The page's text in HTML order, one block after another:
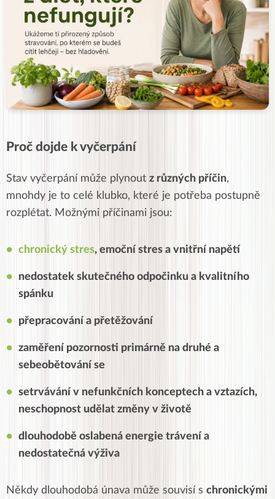
Proč dojde k vyčerpání
Stav vyčerpání může plynout z různých příčin,
mnohdy je to celé klubko, které je potřeba postupně
rozplétat. Možnými příčinami jsou:
chronický stres, emoční stres a vnitřní napětí
nedostatek skutečného odpočinku a kvalitního
spánku
přepracování a přetěžování
zaměření pozornosti primárně na druhé a
sebeobětování se
setrvávání v nefunkčních konceptech a vztazích,
neschopnost udělat změny v životě
dlouhodobě oslabená energie trávení a
nedostatečná výživa
Někdy dlouhodobá únava může souvisí s chronickými